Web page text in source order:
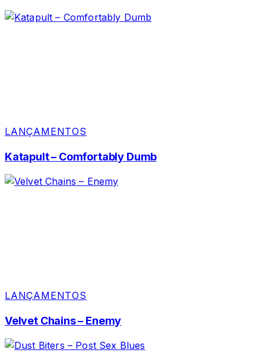
LANÇAMENTOS
Katapult – Comfortably Dumb
LANÇAMENTOS
Velvet Chains – Enemy